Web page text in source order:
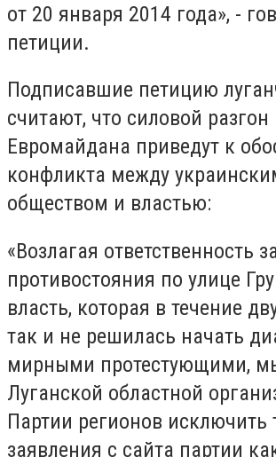
от 20 января 2014 года», -
петиции.
Подписавшие петицию
считают, что силовой разгон
Евромайдана приведут к
конфликта между
обществом и властью:
«Возлагая ответственность
противостояния по улице
власть, которая в течение
так и не решилась начать
мирными протестующими,
Луганской областной
Партии регионов исключить
заявления с сайта партии